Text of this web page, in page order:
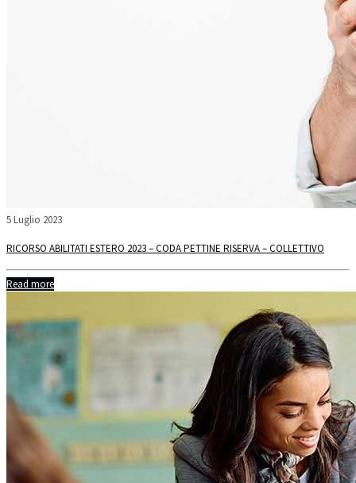
5 Luglio 2023
RICORSO ABILITATI ESTERO 2023 – CODA PETTINE RISERVA – COLLETTIVO
Read more